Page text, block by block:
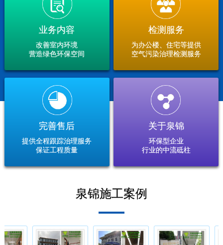
业务内容
改善室内环境
营造绿色环保空间
检测服务
为办公楼、住宅等提供
空气污染治理检测服务
完善售后
提供全程跟踪治理服务
保证工程质量
关于泉锦
环保型企业
行业的中流砥柱
泉锦施工案例